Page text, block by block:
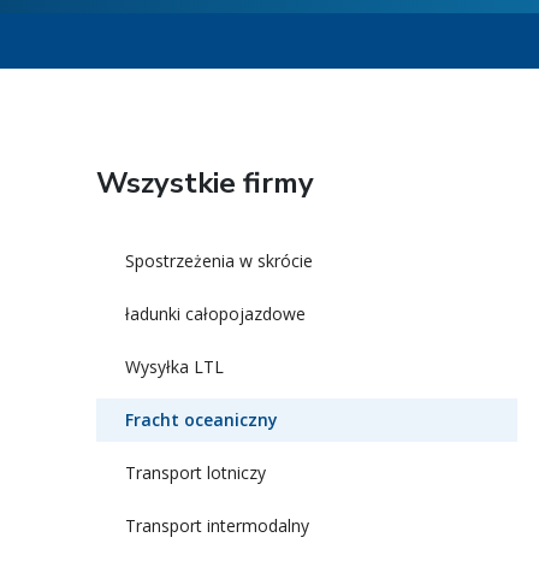
Wszystkie firmy
Spostrzeżenia w skrócie
ładunki całopojazdowe
Wysyłka LTL
Fracht oceaniczny
Transport lotniczy
Transport intermodalny